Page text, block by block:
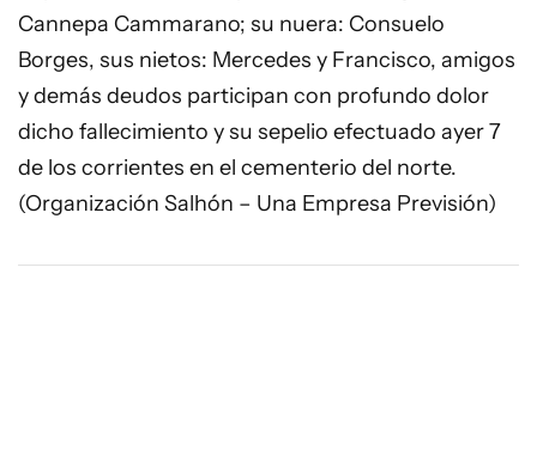
Cannepa Cammarano; su nuera: Consuelo
Borges, sus nietos: Mercedes y Francisco, amigos
y demás deudos participan con profundo dolor
dicho fallecimiento y su sepelio efectuado ayer 7
de los corrientes en el cementerio del norte.
(Organización Salhón – Una Empresa Previsión)